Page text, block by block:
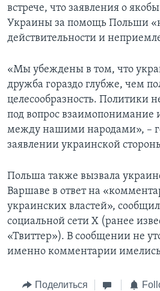
встрече, что заявления о
Украины за помощь Польши
действительности и
«Мы убеждены в том, что
дружба гораздо глубже, чем
целесообразность. Политики
под вопрос взаимопонимание
между нашими народами», –
заявлении украинской
Польша также вызвала
Варшаве в ответ на
украинских властей»,
социальной сети Х (ранее
«Твиттер»). В сообщении не
именно комментарии имелись
Поделиться